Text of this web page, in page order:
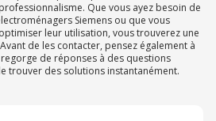
Que vous ayez besoin de
Siemens ou que vous
leur utilisation, vous trouverez une
de les contacter, pensez également à
de réponses à des questions
trouver des solutions instantanément.